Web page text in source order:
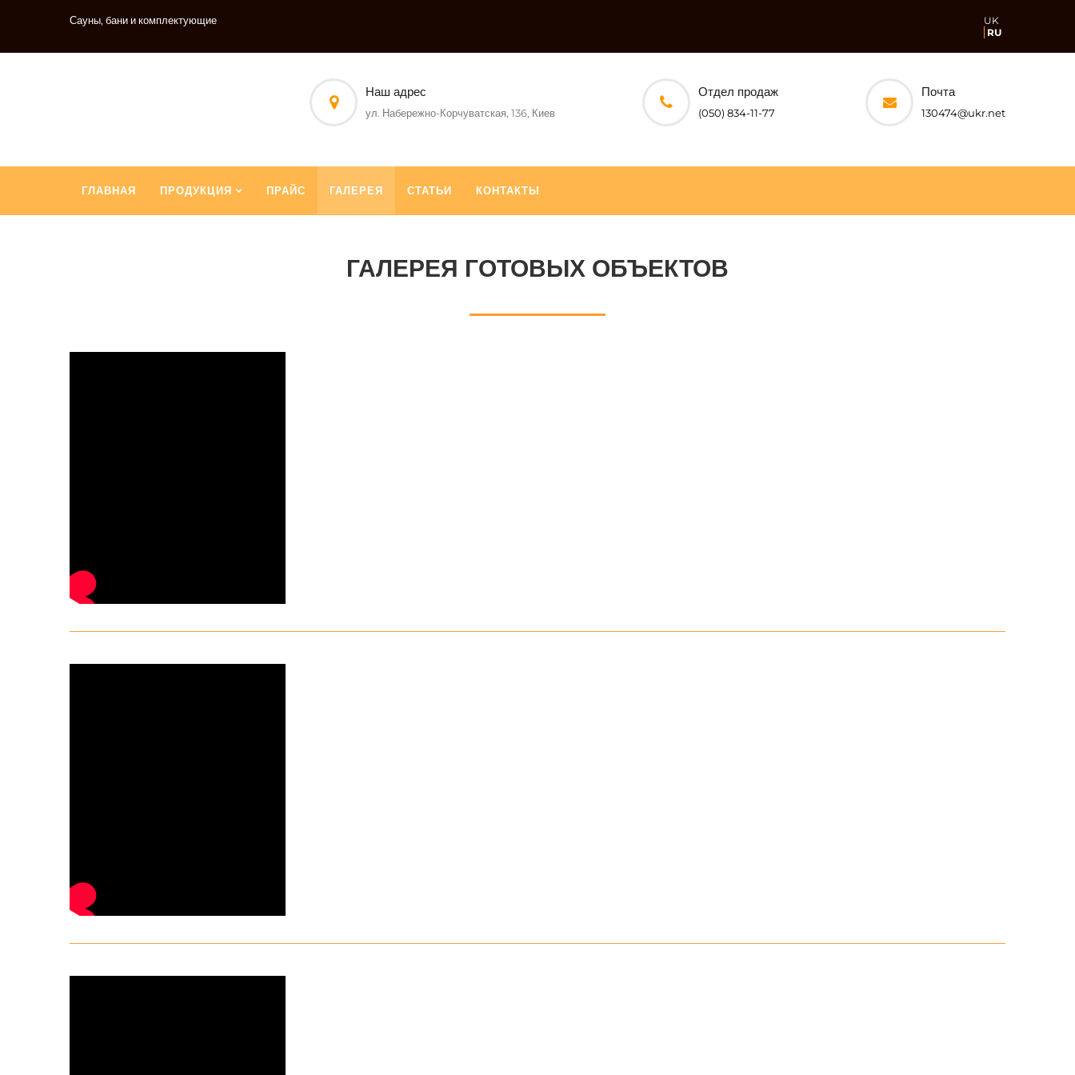
Сауны, бани и комплектующие
UK
RU
Наш адрес
ул. Набережно-Корчуватская, 136, Киев
Отдел продаж
(050) 834-11-77
Почта
130474@ukr.net
ГЛАВНАЯ ПРОДУКЦИЯ ПРАЙС ГАЛЕРЕЯ СТАТЬИ КОНТАКТЫ
ГАЛЕРЕЯ ГОТОВЫХ ОБЪЕКТОВ